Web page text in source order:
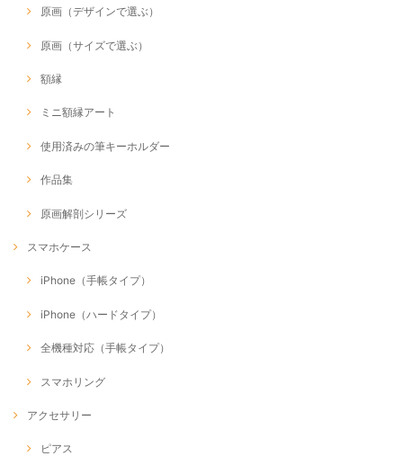
原画（デザインで選ぶ）
原画（サイズで選ぶ）
額縁
ミニ額縁アート
使用済みの筆キーホルダー
作品集
原画解剖シリーズ
スマホケース
iPhone（手帳タイプ）
iPhone（ハードタイプ）
全機種対応（手帳タイプ）
スマホリング
アクセサリー
ピアス